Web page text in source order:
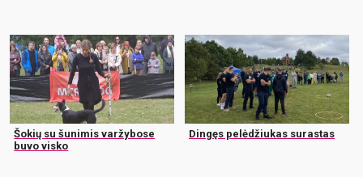
Šokių su šunimis varžybose
buvo visko
Dingęs pelėdžiukas surastas